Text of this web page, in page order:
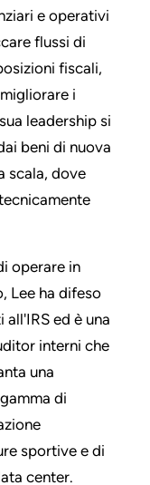
e operativi
flussi di
fiscali,
i
leadership si
beni di nuova
scala, dove
operare in
Lee ha difeso
ed è una
interni che
una
di
sportive e di
center.